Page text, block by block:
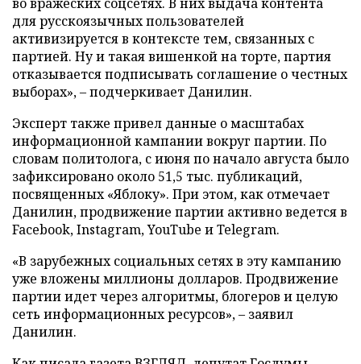
для русскоязычных пользователей
активизируется в контексте тем, связанных с
партией. Ну и такая вишенкой на торте, партия
отказывается подписывать соглашение о честных
выборах», – подчеркивает Данилин.
Эксперт также привел данные о масштабах
информационной кампании вокруг партии. По
словам политолога, с июня по начало августа было
зафиксировано около 51,5 тыс. публикаций,
посвященных «Яблоку». При этом, как отмечает
Данилин, продвижение партии активно ведется в
Facebook, Instagram, YouTube и Telegram.
«В зарубежных социальных сетях в эту кампанию
уже вложены миллионы долларов. Продвижение
партии идет через алгоритмы, блогеров и целую
сеть информационных ресурсов», – заявил
Данилин.